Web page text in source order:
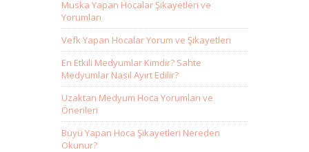
Muska Yapan Hocalar Şikayetleri ve
Yorumları
Vefk Yapan Hocalar Yorum ve Şikayetleri
En Etkili Medyumlar Kimdir? Sahte
Medyumlar Nasıl Ayırt Edilir?
Uzaktan Medyum Hoca Yorumları ve
Önerileri
Büyü Yapan Hoca Şikayetleri Nereden
Okunur?